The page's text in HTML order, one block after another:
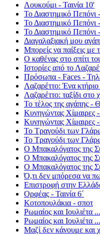
Λουκούμι - Ταινία 10'
Το Διαστημικό Πεπόνι
Το Διαστημικό Πεπόνι
Το Διαστημικό Πεπόνι
Διαγαλαξιακή μου
Μπορείς να παίξεις
Ο καθένας στο σπίτι
Ιστορίες από το
Πρόσωπα - Faces -
Λαζαρέττο: Ένα κτήριο
Λαζαρέττο: ταξίδι
Το τέλος της αγάπης -
Κυνηγώντας Χίμαιρες
Κυνηγώντας Χίμαιρες
Το Τραγούδι των
Το Τραγούδι των
Ο Μπακαλόγατος της
Ο Μπακαλόγατος της
Ο Μπακαλόγατος της
Ό,τι δεν μπόρεσα να
Επιστροφή στην
Ορφέας - Ταινία 6΄
Κοτοπουλάκια - σποτ
Ρωμαίος και Ιουλιέτα
Ρωμαίος και Ιουλιέτα
Μαζί δεν κάνουμε και